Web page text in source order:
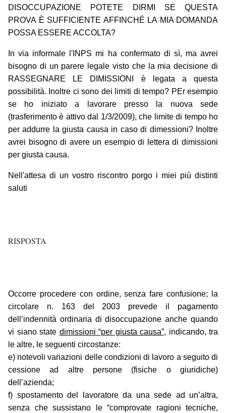
DISOCCUPAZIONE POTETE DIRMI SE QUESTA
PROVA È SUFFICIENTE AFFINCHÉ LA MIA DOMANDA
POSSA ESSERE ACCOLTA?
In via informale l'INPS mi ha confermato di sì, ma avrei
bisogno di un parere legale visto che la mia decisione di
RASSEGNARE LE DIMISSIONI è legata a questa
possibilità. Inoltre ci sono dei limiti di tempo? PEr esempio
se ho iniziato a lavorare presso la nuova sede
(trasferimento è attivo dal 1/3/2009), che limite di tempo ho
per addurre la giusta causa in caso di dimessioni? Inoltre
avrei bisogno di avere un esempio di lettera di dimissioni
per giusta causa.
Nell'attesa di un vostro riscontro porgo i miei più distinti
saluti
RISPOSTA
Occorre procedere con ordine, senza fare confusione; la
circolare n. 163 del 2003 prevede il pagamento
dell’indennità ordinaria di disoccupazione anche quando
vi siano state dimissioni “per giusta causa”, indicando, tra
le altre, le seguenti circostanze:
e) notevoli variazioni delle condizioni di lavoro a seguito di
cessione ad altre persone (fisiche o giuridiche)
dell’azienda;
f) spostamento del lavoratore da una sede ad un’altra,
senza che sussistano le “comprovate ragioni tecniche,